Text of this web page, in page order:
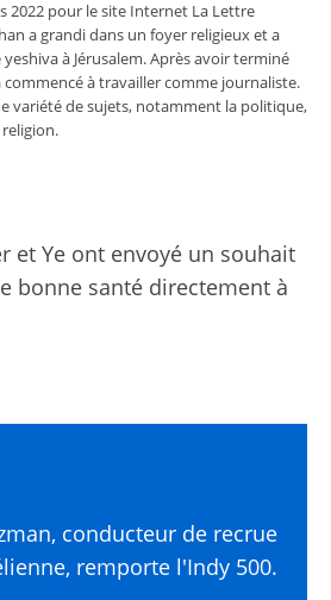
2022 pour le site Internet La Lettre
a grandi dans un foyer religieux et a
à Jérusalem. Après avoir terminé
commencé à travailler comme journaliste.
variété de sujets, notamment la politique,
et Ye ont envoyé un souhait
bonne santé directement à
conducteur de recrue
remporte l'Indy 500.